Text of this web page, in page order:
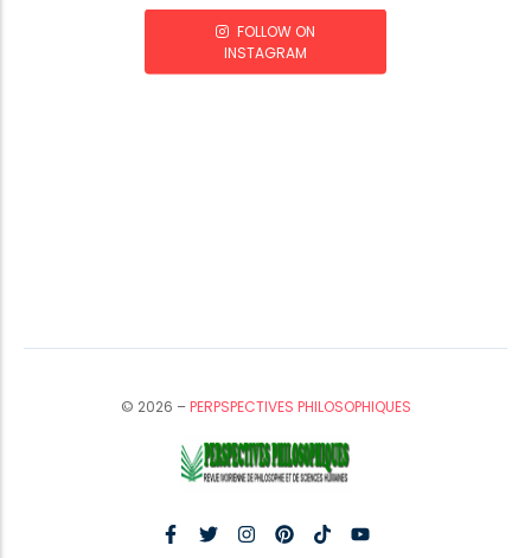
FOLLOW ON
INSTAGRAM
© 2026 –PERPSPECTIVES PHILOSOPHIQUES